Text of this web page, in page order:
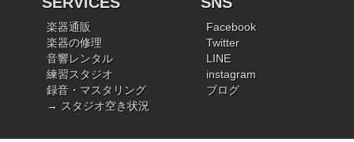
楽器通販
楽器の修理
音響レンタル
練習スタジオ
録音・マスタリング
→ スタジオ空き状況
Facebook
Twitter
LINE
instagram
ブログ